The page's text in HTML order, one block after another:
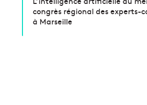
congrès régional des experts-
à Marseille